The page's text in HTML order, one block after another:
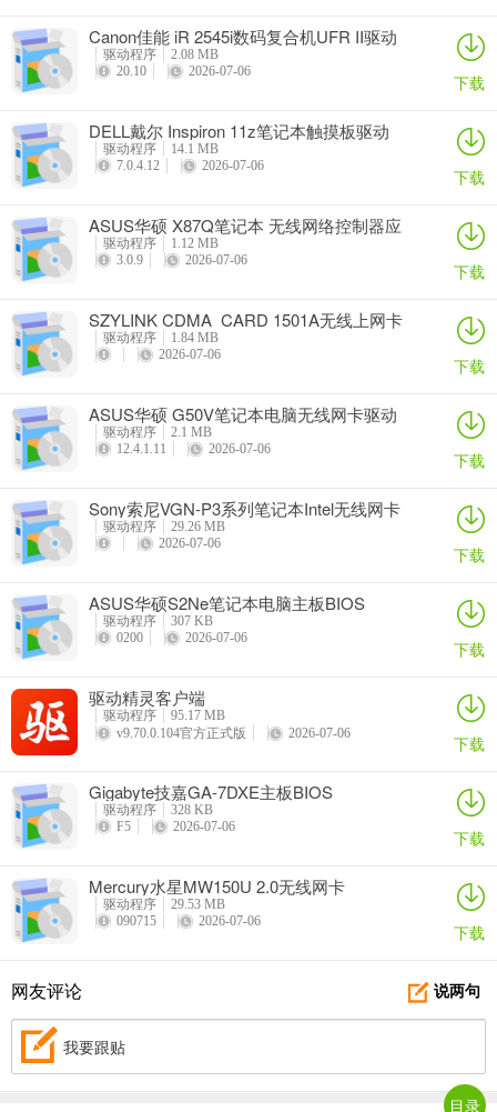
Canon佳能 iR 2545i数码复合机UFR II驱动
驱动程序
2.08 MB
20.10
2026-07-06 下载
DELL戴尔 Inspiron 11z笔记本触摸板驱动
驱动程序
14.1 MB
7.0.4.12
2026-07-06 下载
ASUS华硕 X87Q笔记本 无线网络控制器应
用程序
驱动程序
1.12 MB
3.0.9
2026-07-06 下载
SZYLINK CDMA_CARD 1501A无线上网卡
驱动程序
1.84 MB
2026-07-06
下载
ASUS华硕 G50V笔记本电脑无线网卡驱动
驱动程序
2.1 MB
12.4.1.11
2026-07-06 下载
Sony索尼VGN-P3系列笔记本Intel无线网卡
驱动
驱动程序
29.26 MB
2026-07-06
下载
ASUS华硕S2Ne笔记本电脑主板BIOS
驱动程序
307 KB
0200
2026-07-06 下载
驱动精灵客户端
驱动程序
95.17 MB
v9.70.0.104官方正式版
2026-07-06 下载
Gigabyte技嘉GA-7DXE主板BIOS
驱动程序
328 KB
F5
2026-07-06 下载
Mercury水星MW150U 2.0无线网卡
驱动程序
29.53 MB
090715
2026-07-06 下载
说两句
网友评论
我要跟贴
目录